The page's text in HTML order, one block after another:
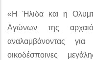
«Η Ήλιδα και η
Αγώνων της
αναλαμβάνοντας
οικοδέσποινες